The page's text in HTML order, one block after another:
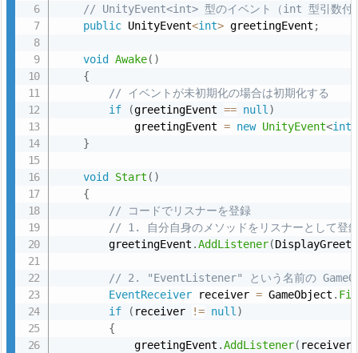
も
実
行
す
る
（i
n
t
型
引
数
付
き
／
コ
ー
ド
// UnityEvent<int> 型のイベント（int 型引数付
public UnityEvent<int> greetingEvent ;
void Awake( )
{
// イベントが未初期化の場合は初期化する
if
(greetingEvent == null)
            greetingEvent
= new UnityEvent<int
}
void Start ( )
{
// コードでリスナーを登録
// 1. 自分自身のメソッドをリスナーとして登
        greetingEvent
.AddListener(
// 2. "EventListener" という名前の
EventReceiver receiver = GameObject .
if
( receiver != null)
{
            greetingEvent
.AddListener( receiver